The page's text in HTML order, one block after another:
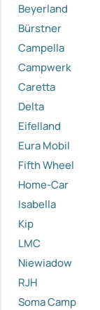
Beyerland
Bürstner
Campella
Campwerk
Caretta
Delta
Eifelland
Eura Mobil
Fifth Wheel
Home-Car
Isabella
Kip
LMC
Niewiadow
RJH
Soma Camp